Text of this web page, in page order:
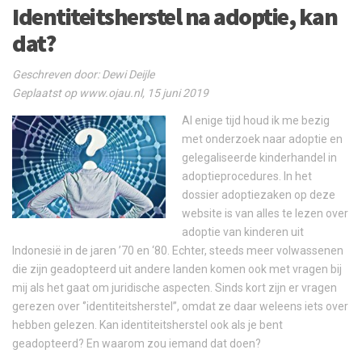
Identiteitsherstel na adoptie, kan
dat?
Geschreven door: Dewi Deijle
Geplaatst op www.ojau.nl, 15 juni 2019
Al enige tijd houd ik me bezig
met onderzoek naar adoptie en
gelegaliseerde kinderhandel in
adoptieprocedures. In het
dossier adoptiezaken op deze
website is van alles te lezen over
adoptie van kinderen uit
Indonesië in de jaren ’70 en ‘80. Echter, steeds meer volwassenen
die zijn geadopteerd uit andere landen komen ook met vragen bij
mij als het gaat om juridische aspecten. Sinds kort zijn er vragen
gerezen over ‘’identiteitsherstel’’, omdat ze daar weleens iets over
hebben gelezen. Kan identiteitsherstel ook als je bent
geadopteerd? En waarom zou iemand dat doen?